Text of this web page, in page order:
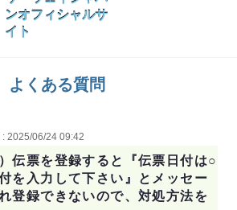
よくある質問
: 2025/06/24 09:42
伝票を登録すると『伝票日付は○
を入力して下さい』とメッセー
登録できないので、対処方法を